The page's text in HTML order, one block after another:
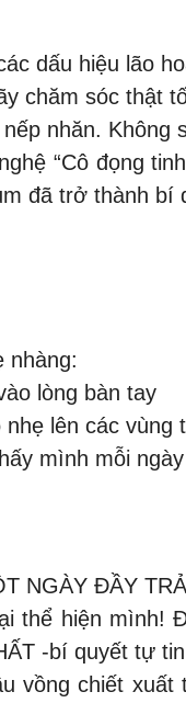
dấu hiệu lão
chăm sóc thật
nhăn.
“Cô đọng
đã trở thành bí
nhàng:
lòng bàn tay
lên các
mình mỗi
NGÀY ĐẦY
thể hiện
-bí quyết tự
vồng chiết